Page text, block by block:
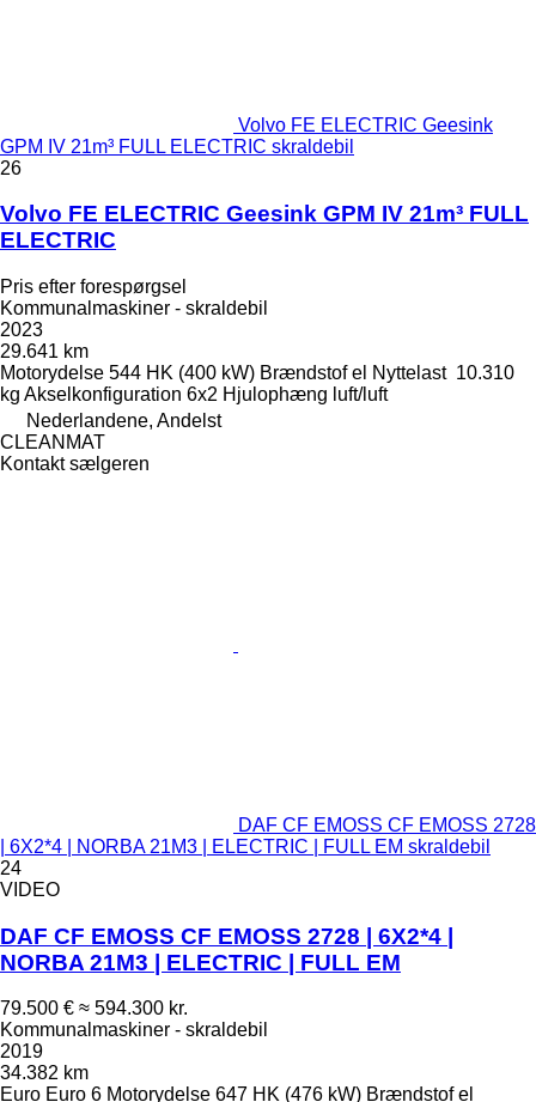
Volvo FE ELECTRIC Geesink
GPM IV 21m³ FULL ELECTRIC skraldebil
26
Volvo FE ELECTRIC Geesink GPM IV 21m³ FULL
ELECTRIC
Pris efter forespørgsel
Kommunalmaskiner - skraldebil
2023
29.641 km
Motorydelse 544 HK (400 kW) Brændstof el Nyttelast 10.310
kg Akselkonfiguration 6x2 Hjulophæng luft/luft
Nederlandene, Andelst
CLEANMAT
Kontakt sælgeren
DAF CF EMOSS CF EMOSS 2728
| 6X2*4 | NORBA 21M3 | ELECTRIC | FULL EM skraldebil
24
VIDEO
DAF CF EMOSS CF EMOSS 2728 | 6X2*4 |
NORBA 21M3 | ELECTRIC | FULL EM
79.500 € ≈ 594.300 kr.
Kommunalmaskiner - skraldebil
2019
34.382 km
Euro Euro 6 Motorydelse 647 HK (476 kW) Brændstof el